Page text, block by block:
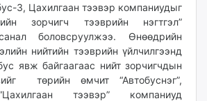
3, Цахилгаан тээвэр компаниудыг
зорчигч тээврийн нэгтгэл”
боловсруулжээ. Өнөөдрийн
нийтийн тээврийн үйлчилгээнд
явж байгаагаас нийт зорчигчдын
төрийн өмчит “Автобуснэг”,
тээвэр” компаниуд